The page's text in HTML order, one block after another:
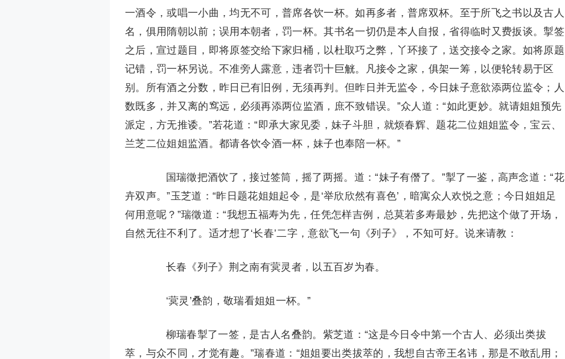
一酒令，或唱一小曲，均无不可，普席各饮一杯。如再多者，普席双杯。至于所飞之书以及古人
名，俱用隋朝以前；误用本朝者，罚一杯。其书名一切仍是本人自报，省得临时又费扳谈。掣签
之后，宣过题目，即将原签交给下家归桶，以杜取巧之弊，丫环接了，送交接令之家。如将原题
记错，罚一杯另说。不准旁人露意，违者罚十巨觥。凡接令之家，俱架一筹，以便轮转易于区
别。所有酒之分数，昨日已有旧例，无须再判。但昨日并无监令，今日妹子意欲添两位监令；人
数既多，并又离的窎远，必须再添两位监酒，庶不致错误。”众人道：“如此更妙。就请姐姐预先
派定，方无推诿。”若花道：“即承大家见委，妹子斗胆，就烦春辉、题花二位姐姐监令，宝云、
兰芝二位姐姐监酒。都请各饮令酒一杯，妹子也奉陪一杯。”
国瑞徵把酒饮了，接过签筒，摇了两摇。道：“妹子有僭了。”掣了一鉴，高声念道：“花
卉双声。”玉芝道：“昨日题花姐姐起令，是‘举欣欣然有喜色’，暗寓众人欢悦之意；今日姐姐足
何用意呢？”瑞徵道：“我想五福寿为先，任凭怎样吉例，总莫若多寿最妙，先把这个做了开场，
自然无往不利了。适才想了‘长春’二字，意欲飞一句《列子》，不知可好。说来请教：
长春《列子》荆之南有蓂灵者，以五百岁为春。
‘蓂灵’叠韵，敬瑞看姐姐一杯。”
柳瑞春掣了一签，是古人名叠韵。紫芝道：“这是今日令中第一个古人、必须出类拔
萃，与众不同，才觉有趣。”瑞春道：“姐姐要出类拔萃的，我想自古帝王名讳，那是不敢乱用；